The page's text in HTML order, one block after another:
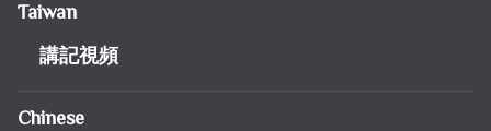
Taiwan
講記視頻
Chinese